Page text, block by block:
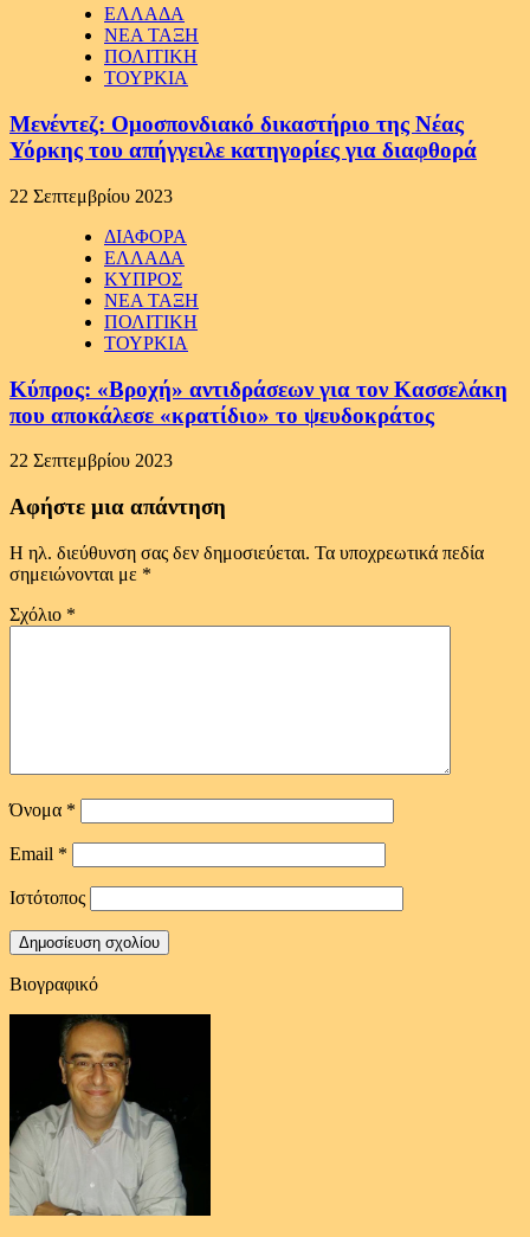
ΕΛΛΑΔΑ
ΝΕΑ ΤΑΞΗ
ΠΟΛΙΤΙΚΗ
ΤΟΥΡΚΙΑ
Μενέντεζ: Ομοσπονδιακό δικαστήριο της Νέας
Υόρκης του απήγγειλε κατηγορίες για διαφθορά
22 Σεπτεμβρίου 2023
ΔΙΑΦΟΡΑ
ΕΛΛΑΔΑ
ΚΥΠΡΟΣ
ΝΕΑ ΤΑΞΗ
ΠΟΛΙΤΙΚΗ
ΤΟΥΡΚΙΑ
Κύπρος: «Βροχή» αντιδράσεων για τον Κασσελάκη
που αποκάλεσε «κρατίδιο» το ψευδοκράτος
22 Σεπτεμβρίου 2023
Αφήστε μια απάντηση
Η ηλ. διεύθυνση σας δεν δημοσιεύεται. Τα υποχρεωτικά πεδία
σημειώνονται με *
Σχόλιο *
Όνομα *
Email *
Ιστότοπος
Βιογραφικό